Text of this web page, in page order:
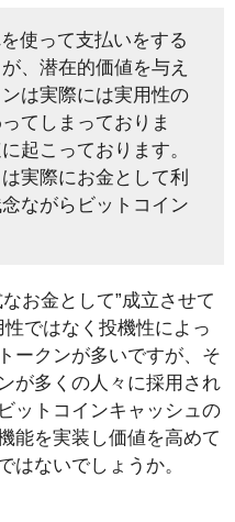
使って支払いをする
、潜在的価値を与え
は実際には実用性の
てしまっておりま
起こっております。
実際にお金として利
ながらビットコイン
お金として”成立させて
ではなく投機性によっ
ークンが多いですが、そ
が多くの人々に採用され
ットコインキャッシュの
能を実装し価値を高めて
はないでしょうか。